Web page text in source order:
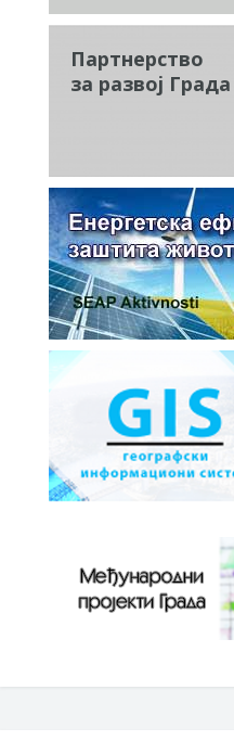
Партнерство
за развој Града